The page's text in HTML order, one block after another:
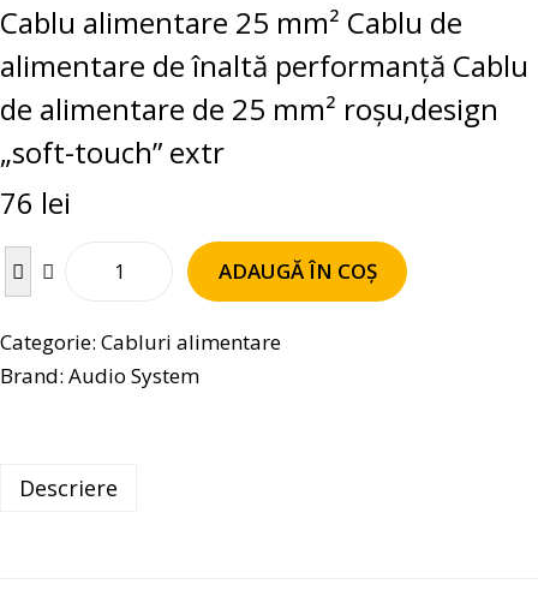
Cablu alimentare 25 mm² Cablu de
alimentare de înaltă performanță Cablu
de alimentare de 25 mm² roșu,design
„soft-touch” extr
76 lei
ADAUGĂ ÎN COȘ
Categorie: Cabluri alimentare
Brand: Audio System
Descriere